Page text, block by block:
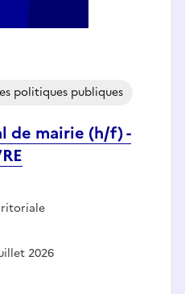
de mairie (h/f) -
politiques publiques
2026